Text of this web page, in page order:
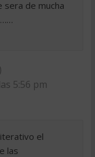
sera de mucha
5:56 pm
el
las